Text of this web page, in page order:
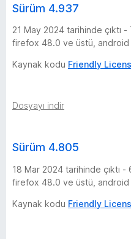
Sürüm 4.937
21 May 2024 tarihinde çıktı -
firefox 48.0 ve üstü, android
Kaynak kodu Friendly
Dosyayı indir
Sürüm 4.805
18 Mar 2024 tarihinde çıktı -
firefox 48.0 ve üstü, android
Kaynak kodu Friendly